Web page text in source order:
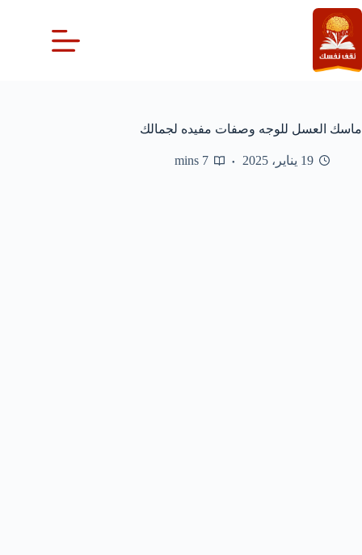
التجاوز
إلى
المحتوى
ماسك العسل للوجه وصفات مفيده لجمالك
19 يناير، 2025 7 mins